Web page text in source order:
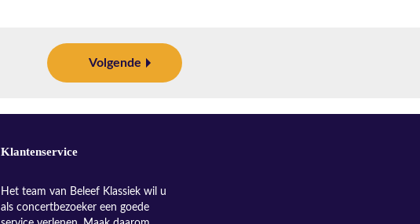
Volgende
Klantenservice
Het team van Beleef Klassiek wil u
als concertbezoeker een goede